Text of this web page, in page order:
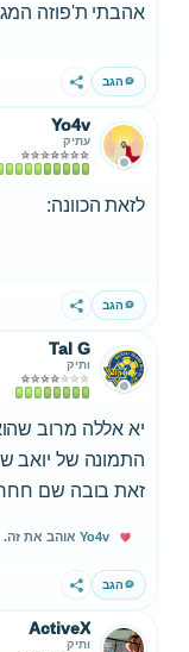
אהבתי ת'פוזה
הגב שתף
Yo4v
עתיק
לזאת הכוונה:
הגב שתף
Tal G
ותיק
יא אללה מרוב
התמונה של יואב
זאת בובה שם
Yo4v אוהב את זה.
הגב שתף
ActiveX
ותיק